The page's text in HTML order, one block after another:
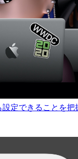
定できることを